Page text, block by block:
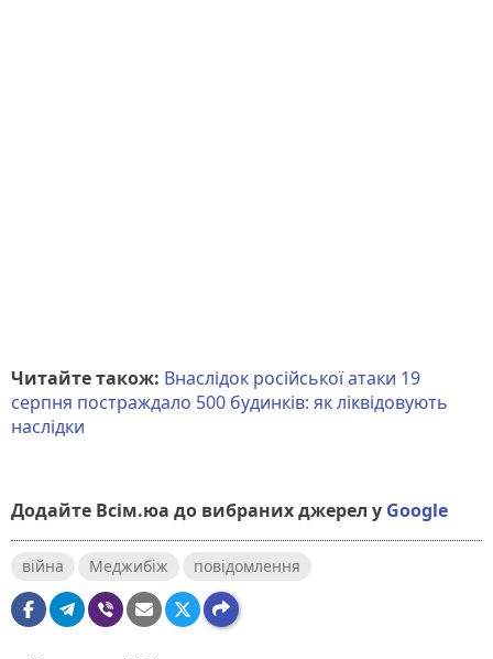
Читайте також: Внаслідок російської атаки 19
серпня постраждало 500 будинків: як ліквідовують
наслідки
Додайте Всім.юа до вибраних джерел у Google
війна Меджибіж повідомлення